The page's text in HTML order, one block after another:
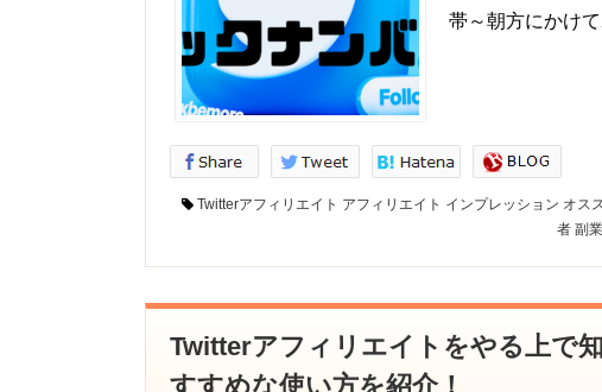
帯～朝方にかけ
Twitterアフィリエイト アフィリエイト インプレッション オス
者 副業
Twitterアフィリエイトをやる上で
すすめな使い方を紹介！